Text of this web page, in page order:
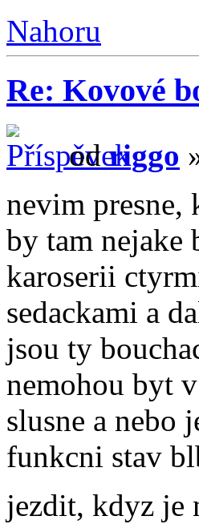
Nahoru
Re: Kovové
odriggo
nevim presne,
by tam nejake
karoserii
sedackami a
jsou ty
nemohou byt
slusne a nebo
funkcni stav
jezdit, kdyz je